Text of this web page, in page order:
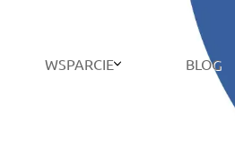
WSPARCIE BLOG